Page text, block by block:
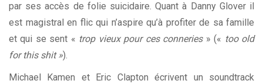
par ses accès de folie suicidaire. Quant à Danny Glover il
est magistral en flic qui n’aspire qu’à profiter de sa famille
et qui se sent « trop vieux pour ces conneries» (« too old
for this shit »).
Michael Kamen et Eric Clapton écrivent un soundtrack